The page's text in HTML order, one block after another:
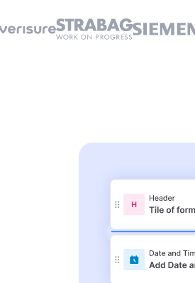
👆